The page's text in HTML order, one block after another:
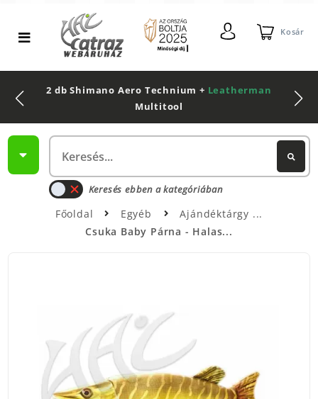
Kosár
2 db Shimano Aero Technium + Leatherman
Multitool
Keresés ebben a kategóriában
Főoldal Egyéb
Ajándéktárgy
Csuka Baby Párna - Halas...